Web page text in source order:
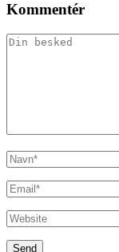
Kommentér